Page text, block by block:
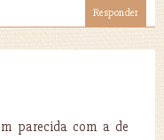
Responder
parecida com a de